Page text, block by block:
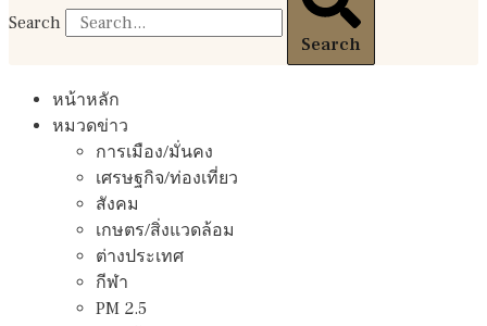
Search
Search
หน้าหลัก
หมวดข่าว
การเมือง/มั่นคง
เศรษฐกิจ/ท่องเที่ยว
สังคม
เกษตร/สิ่งแวดล้อม
ต่างประเทศ
กีฬา
PM 2.5